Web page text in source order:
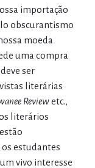
importação
obscurantismo
moeda
uma compra
ser
literárias
Reviewetc.,
literários
estudantes
vivo interesse